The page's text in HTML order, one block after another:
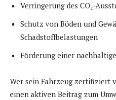
Verringerung des CO₂-
Schutz von Böden und
Schadstoffbelastungen
Förderung einer
Wer sein Fahrzeug zertifiziert
einen aktiven Beitrag zum